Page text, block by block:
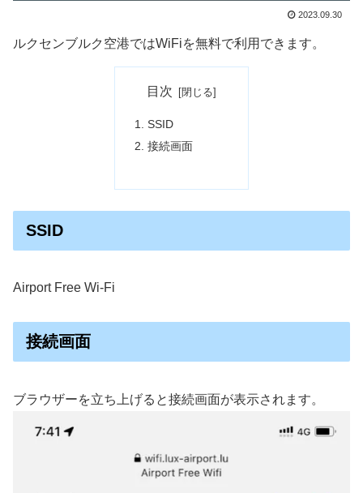
2023.09.30
ルクセンブルク空港ではWiFiを無料で利用できます。
目次
SSID
接続画面
SSID
Airport Free Wi-Fi
接続画面
ブラウザーを立ち上げると接続画面が表示されます。